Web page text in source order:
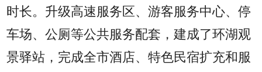
时长。升级高速服务区、游客服务中心、停
车场、公厕等公共服务配套，建成了环湖观
景驿站，完成全市酒店、特色民宿扩充和服